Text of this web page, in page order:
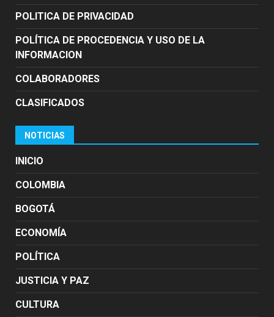
POLITICA DE PRIVACIDAD
POLÍTICA DE PROCEDENCIA Y USO DE LA
INFORMACION
COLABORADORES
CLASIFICADOS
NOTICIAS
INICIO
COLOMBIA
BOGOTÁ
ECONOMÍA
POLÍTICA
JUSTICIA Y PAZ
CULTURA